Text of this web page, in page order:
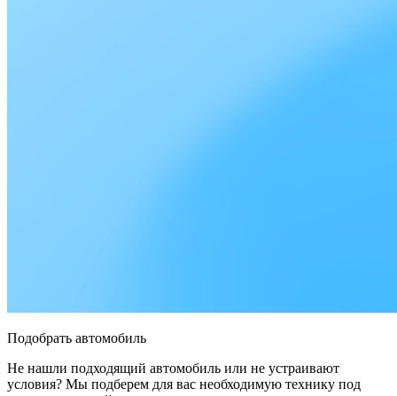
Подобрать автомобиль
Не нашли подходящий автомобиль или не устраивают
условия? Мы подберем для вас необходимую технику под